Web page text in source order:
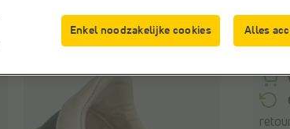
Enkel noodzakelijke cookies Alles